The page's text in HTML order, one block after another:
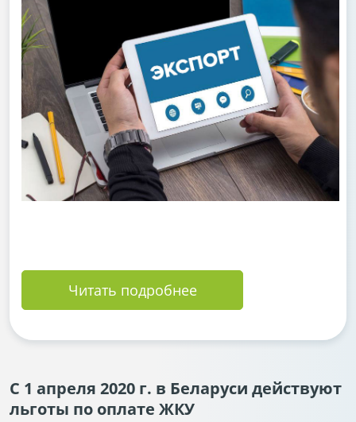
Читать подробнее
С 1 апреля 2020 г. в Беларуси действуют
льготы по оплате ЖКУ